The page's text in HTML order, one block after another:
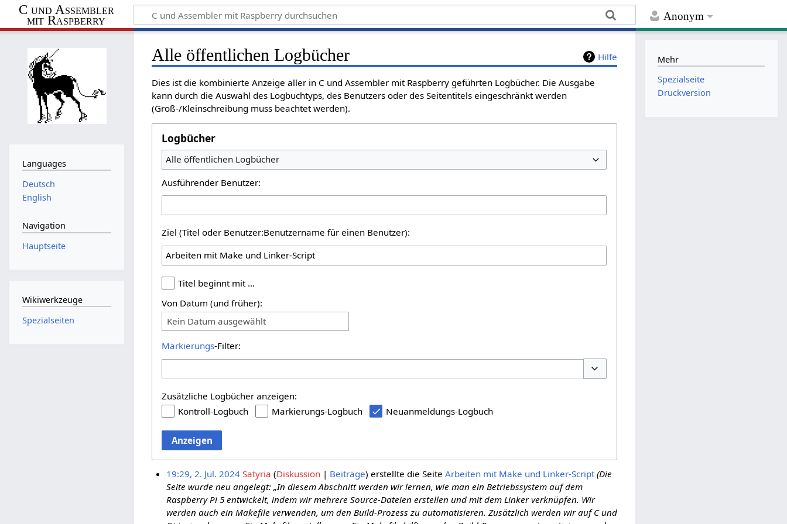
Anonym
C und Assembler
mit Raspberry
Hilfe
Alle öffentlichen Logbücher
Dies ist die kombinierte Anzeige aller in C und Assembler mit Raspberry geführten Logbücher. Die Ausgabe
kann durch die Auswahl des Logbuchtyps, des Benutzers oder des Seitentitels eingeschränkt werden
(Groß-/Kleinschreibung muss beachtet werden).
Logbücher
Alle öffentlichen Logbücher
Ausführender Benutzer:
Ziel (Titel oder Benutzer:Benutzername für einen Benutzer):
Titel beginnt mit …
Von Datum (und früher):
Kein Datum ausgewählt
Markierungs-Filter:
Zusätzliche Logbücher anzeigen:
Kontroll-Logbuch
Markierungs-Logbuch Neuanmeldungs-Logbuch
Anzeigen
19:29, 2. Jul. 2024 Satyria Diskussion Beiträge erstellte die Seite Arbeiten mit Make und Linker-Script (Die
Seite wurde neu angelegt: „In diesem Abschnitt werden wir lernen, wie man ein Betriebssystem auf dem
Raspberry Pi 5 entwickelt, indem wir mehrere Source-Dateien erstellen und mit dem Linker verknüpfen. Wir
werden auch ein Makefile verwenden, um den Build-Prozess zu automatisieren. Zusätzlich werden wir auf C und
Languages
Deutsch
English
Navigation
Hauptseite
Wikiwerkzeuge
Spezialseiten
Mehr
Spezialseite
Druckversion